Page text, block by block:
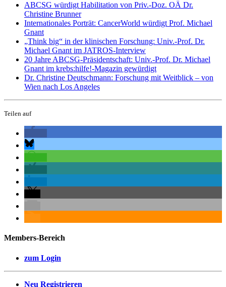
ABCSG würdigt Habilitation von Priv.-Doz. OÄ Dr.
Christine Brunner
Internationales Porträt: CancerWorld würdigt Prof. Michael
Gnant
„Think big“ in der klinischen Forschung: Univ.-Prof. Dr.
Michael Gnant im JATROS-Interview
20 Jahre ABCSG-Präsidentschaft: Univ.-Prof. Dr. Michael
Gnant im krebs:hilfe!-Magazin gewürdigt
Dr. Christine Deutschmann: Forschung mit Weitblick – von
Wien nach Los Angeles
Teilen auf
Members-Bereich
zum Login
Neu Registrieren